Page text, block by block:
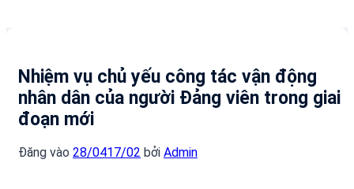
Nhiệm vụ chủ yếu công tác vận động
nhân dân của người Đảng viên trong giai
đoạn mới
Đăng vào 28/0417/02 bởi Admin